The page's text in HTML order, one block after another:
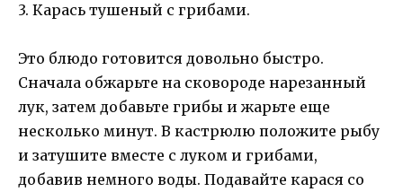
3. Карась тушеный с грибами.
Это блюдо готовится довольно быстро.
Сначала обжарьте на сковороде нарезанный
лук, затем добавьте грибы и жарьте еще
несколько минут. В кастрюлю положите рыбу
и затушите вместе с луком и грибами,
добавив немного воды. Подавайте карася со